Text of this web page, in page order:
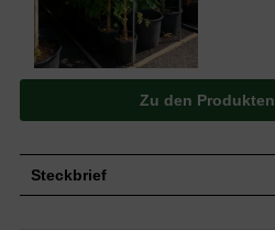
Zu den Produkten
Steckbrief